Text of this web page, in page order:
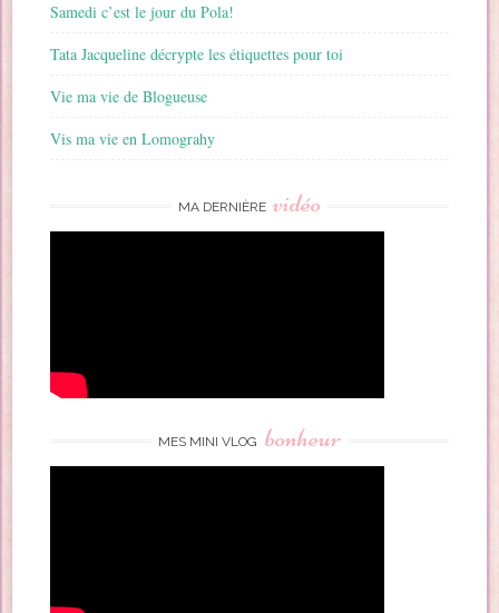
Samedi c’est le jour du Pola!
Tata Jacqueline décrypte les étiquettes pour toi
Vie ma vie de Blogueuse
Vis ma vie en Lomograhy
MA DERNIÈRE vidéo
MES MINI VLOG bonheur